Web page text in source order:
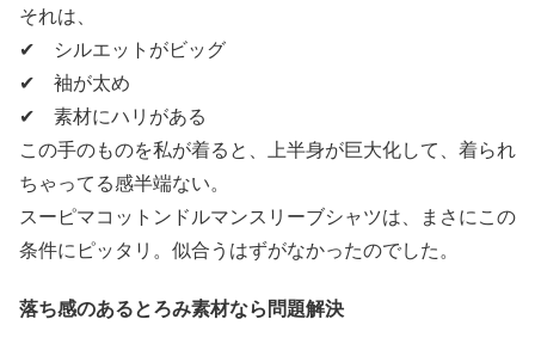
それは、
✔ シルエットがビッグ
✔ 袖が太め
✔ 素材にハリがある
この手のものを私が着ると、上半身が巨大化して、着られ
ちゃってる感半端ない。
スーピマコットンドルマンスリーブシャツは、まさにこの
条件にピッタリ。似合うはずがなかったのでした。
落ち感のあるとろみ素材なら問題解決